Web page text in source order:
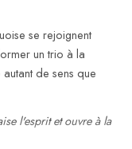
se rejoignent
un trio à la
de sens que
l'esprit et ouvre à la